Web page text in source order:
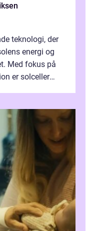
teknologi, der
energi og
Med fokus på
er solceller